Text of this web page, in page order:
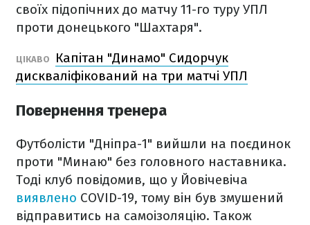
своїх підопічних до матчу 11-го туру УПЛ
проти донецького "Шахтаря".
ЦІКАВО
Капітан "Динамо" Сидорчук
дискваліфікований на три матчі УПЛ
Повернення тренера
Футболісти "Дніпра-1" вийшли на поєдинок
проти "Минаю" без головного наставника.
Тоді клуб повідомив, що у Йовічевіча
виявлено COVID-19, тому він був змушений
відправитись на самоізоляцію. Також